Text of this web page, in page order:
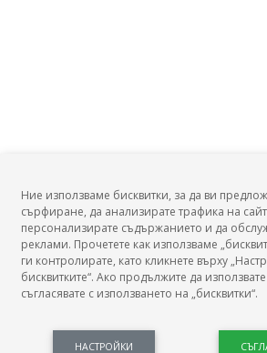
БГ Заплати
Новини, законови нормативи, кариерно
професии и трудови характеристики. Минимален
Ние използваме бисквитки, за да ви
сърфиране, да анализирате трафика на
персонализирате съдържанието и да
реклами. Прочетете как използваме
ги контролирате, като кликнете върху
бисквитките“. Ако продължите да
съгласявате с използването на „бисквитки“.
НАСТРОЙКИ